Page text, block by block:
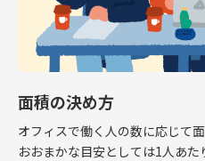
面積の決め方
オフィスで働く人の数に応じて
おおまかな目安としては1人あ